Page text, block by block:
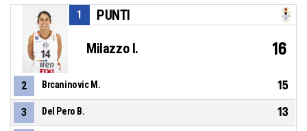
PUNTI
1
Milazzo I. 16
2 Brcaninovic M. 15
3 Del Pero B. 13